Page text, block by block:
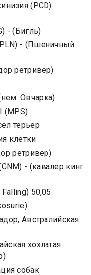
(PCD)
- (Бигль)
- (Пшеничный
ретривер)
Овчарка)
(MPS)
терьер
клетки
ретривер)
- (кавалер кинг
50,05
Австралийская
хохлатая
собак